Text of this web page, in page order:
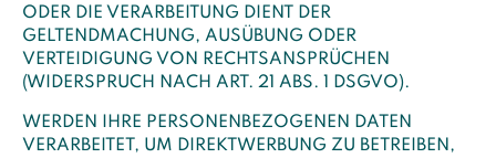
ODER DIE VERARBEITUNG DIENT DER
GELTENDMACHUNG, AUSÜBUNG ODER
VERTEIDIGUNG VON RECHTSANSPRÜCHEN
(WIDERSPRUCH NACH ART. 21 ABS. 1 DSGVO).
WERDEN IHRE PERSONENBEZOGENEN DATEN
VERARBEITET, UM DIREKTWERBUNG ZU BETREIBEN,